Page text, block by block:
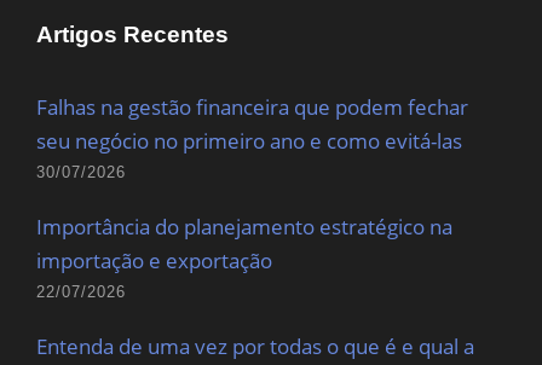
Artigos Recentes
Falhas na gestão financeira que podem fechar
seu negócio no primeiro ano e como evitá-las
30/07/2026
Importância do planejamento estratégico na
importação e exportação
22/07/2026
Entenda de uma vez por todas o que é e qual a